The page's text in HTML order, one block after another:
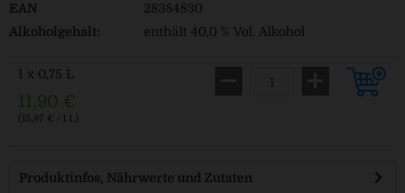
EAN
28384830
Alkoholgehalt:
enthält 40,0 % Vol. Alkohol
1 x 0,75 L
11,90 €
(15,87 € / 1 L)
Produktinfos, Nährwerte und Zutaten